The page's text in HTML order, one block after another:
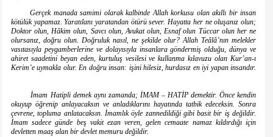
Gerçek manada samimi olarak kalbinde Allah korkusu olan akıllı bir insan
kötülük yapamaz. Yaratılanı yaratandan ötürü sever. Hayatta her ne oluşanız olun;
Doktor olun, Hâkim olun, Savcı olun, Avukat olun, Esnaf olun Tüccar olun her ne
olursanız, doğru olun. Doğruluk nasıl, ne şekilde olur? Allah Teâlâ’nın melekler
vasıtasıyla peygamberlerine ve dolayısıyla insanlara göndermiş olduğu, dünya ve
ahiret saadetini beyan eden, kurtuluş vesilesi ve kullanma kılavuzu olan Kur’an-ı
Kerim’e uymakla olur. En doğru insan: işini hilesiz, hurdasız en iyi yapan insandır.
İmam Hatipli demek aynı zamanda; İMAM – HATİP demektir. Önce kendin
okuyup öğrenip anlayacaksın ve anladıklarını hayatında tatbik edeceksin. Sonra
çevrene, topluma anlatacaksın. İmamlık öyle zannedildiği gibi basit bir iş değildir.
İmam sadece günde beş vakit ezan veren, gelen cemaate namaz kıldırdığı için
devletten maaş alan bir devlet memuru değildir.